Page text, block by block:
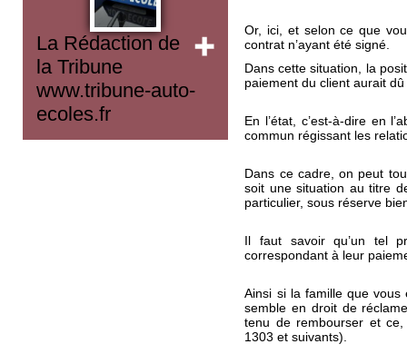
La Rédaction de
la Tribune
www.tribune-auto-
ecoles.fr
Or, ici, et selon ce que
contrat n’ayant été signé.
Dans cette situation, la
paiement du client aurait
En l’état, c’est-à-dire en
commun régissant les
Dans ce cadre, on peut
soit une situation au titre
particulier, sous réserve
Il faut savoir qu’un tel
correspondant à leur
Ainsi si la famille que vous
semble en droit de
tenu de rembourser et ce,
1303 et suivants).